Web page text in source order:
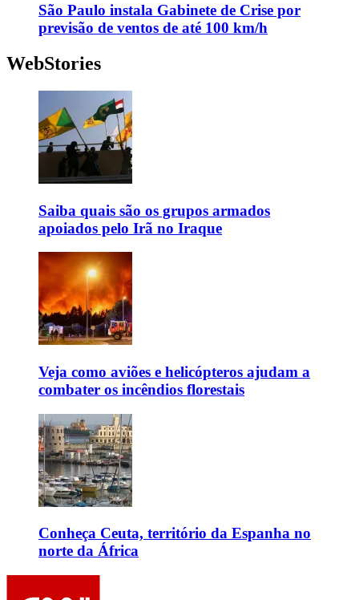
São Paulo instala Gabinete de Crise por
previsão de ventos de até 100 km/h
WebStories
Saiba quais são os grupos armados
apoiados pelo Irã no Iraque
Veja como aviões e helicópteros ajudam a
combater os incêndios florestais
Conheça Ceuta, território da Espanha no
norte da África